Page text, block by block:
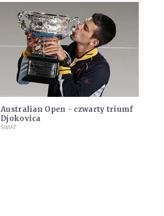
Australian Open - czwarty triumf
Djokovica
ŚWIAT